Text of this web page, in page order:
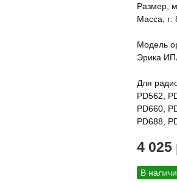
Размер,
Масса, г:
Модель
Эрика
Для
PD562,
PD660,
PD688,
4 025
В